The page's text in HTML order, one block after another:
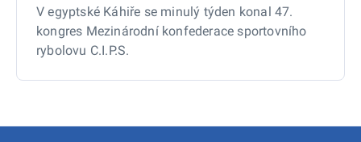
V egyptské Káhiře se minulý týden konal 47.
kongres Mezinárodní konfederace sportovního
rybolovu C.I.P.S.